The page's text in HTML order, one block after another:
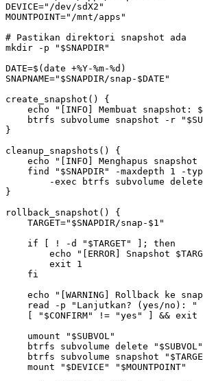
DEVICE="/dev/sdX2"
MOUNTPOINT="/mnt/apps"
# Pastikan direktori snapshot ada
mkdir -p
" $SNAPDIR"
DATE=$(date +%Y-%m-%d )
SNAPNAME=" $SNAPDIR/snap- $DATE "
create_snapshot ()
{
echo
"[INFO] Membuat snapshot:
    btrfs subvolume snapshot -r
"
}
cleanup_snapshots ()
{
echo
"[INFO] Menghapus
    find
" $SNAPDIR" -maxdepth 1 -
        -exec btrfs subvolume delete
}
rollback_snapshot ()
{
TARGET=" $SNAPDIR/snap- $1 "
if
[ ! -d " $TARGET" ] ;
then
echo
"[ERROR] Snapshot
exit
1
fi
echo
"[WARNING] Rollback ke
read
-p "Lanjutkan? (yes/no): "
[
" $CONFIRM" ! = "yes" ] && exit
    umount
" $SUBVOL "
    btrfs subvolume delete
" $SUBVOL "
    btrfs subvolume snapshot
"
    mount
" $DEVICE " " $MOUNTPOINT"